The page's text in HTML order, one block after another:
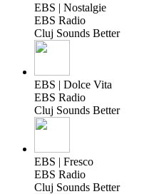
EBS | Nostalgie
EBS Radio
Cluj Sounds Better
EBS | Dolce Vita
EBS Radio
Cluj Sounds Better
EBS | Fresco
EBS Radio
Cluj Sounds Better